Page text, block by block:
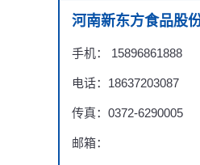
河南新东方食品股
手机： 15896861888
电话：18637203087
传真：0372-6290005
邮箱：